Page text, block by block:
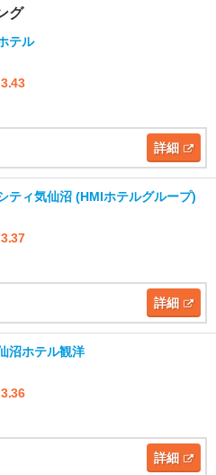
グ
テル
3.43
詳細
ティ気仙沼 (HMIホテルグループ)
3.37
詳細
沼ホテル観洋
3.36
詳細